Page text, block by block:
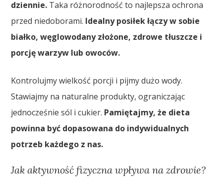
dziennie. Taka różnorodność to najlepsza ochrona
przed niedoborami. Idealny posiłek łączy w sobie
białko, węglowodany złożone, zdrowe tłuszcze i
porcję warzyw lub owoców.
Kontrolujmy wielkość porcji i pijmy dużo wody.
Stawiajmy na naturalne produkty, ograniczając
jednocześnie sól i cukier. Pamiętajmy, że dieta
powinna być dopasowana do indywidualnych
potrzeb każdego z nas.
Jak aktywność fizyczna wpływa na zdrowie?